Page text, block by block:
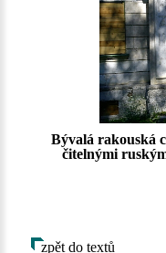
Bývalá rakouská
čitelnými
zpět do textů